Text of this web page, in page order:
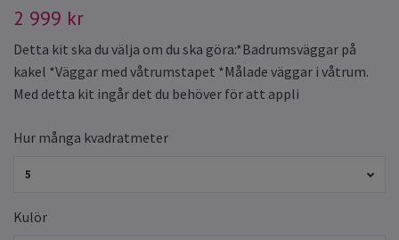
2 999 kr
Detta kit ska du välja om du ska göra:*Badrumsväggar på
kakel *Väggar med våtrumstapet *Målade väggar i våtrum.
Med detta kit ingår det du behöver för att appli
Hur många kvadratmeter
5
Kulör